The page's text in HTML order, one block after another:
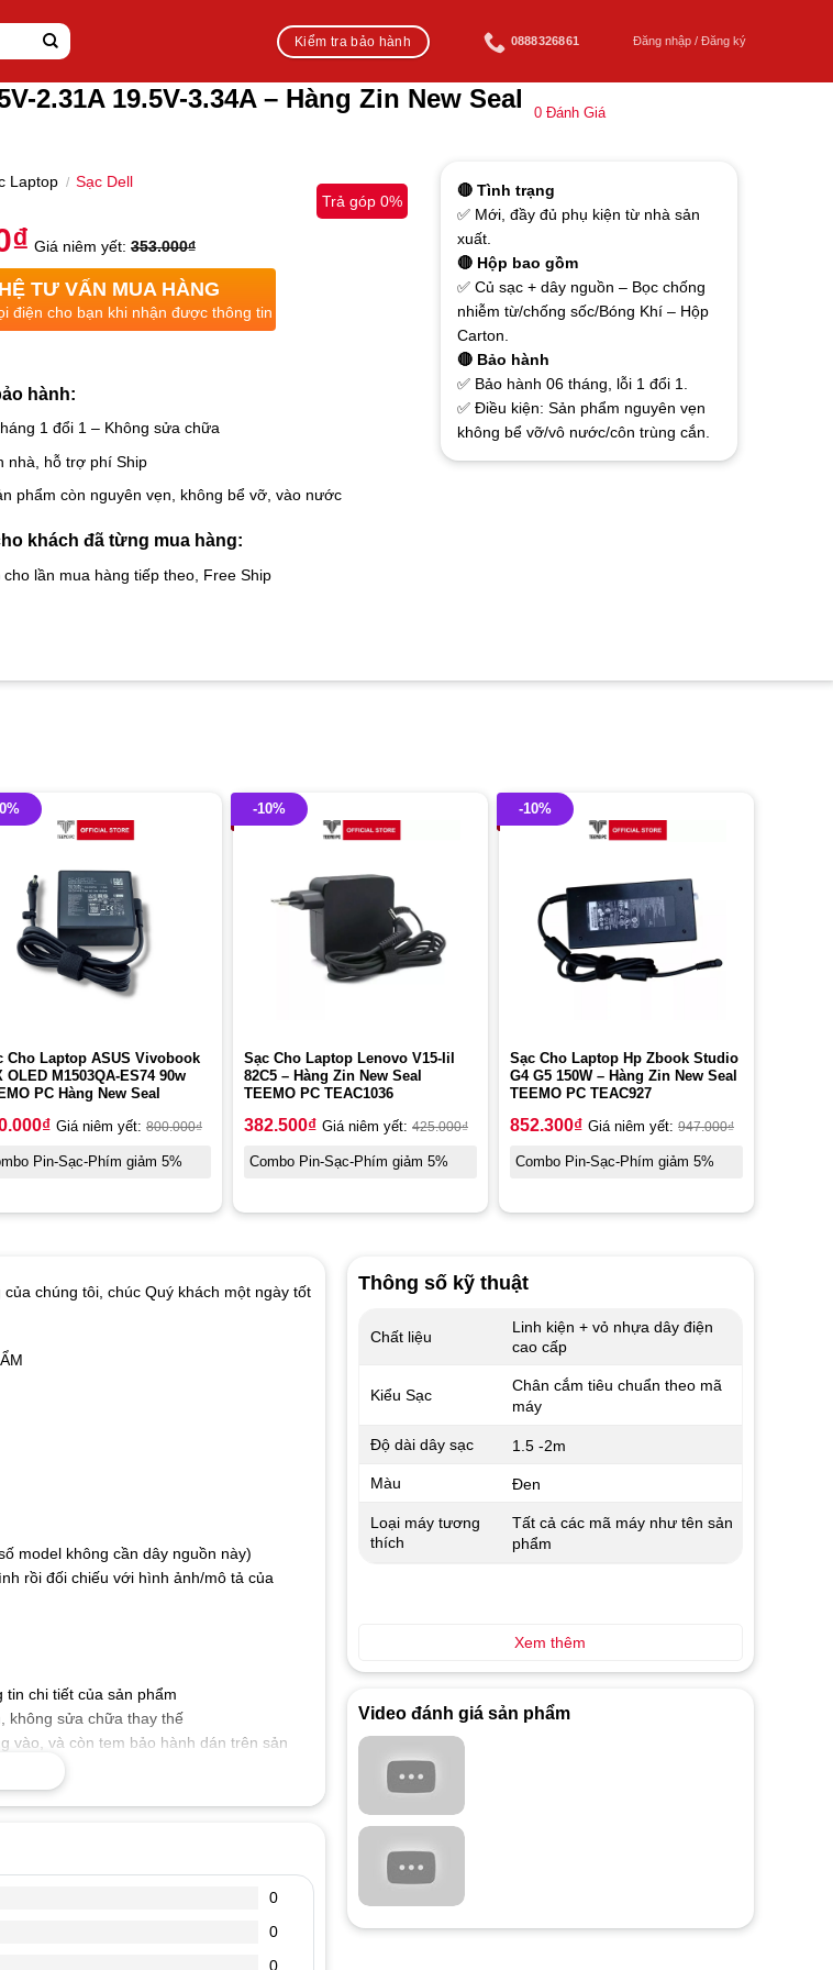
Kiểm tra bảo hành 0888326861 Đăng nhập / Đăng ký
2.31A 19.5V-3.34A – Hàng Zin New Seal
0 Đánh Giá
Laptop / Sạc Dell
₫ Giá niêm yết: 353.000₫
Trả góp 0%
TƯ VẤN MUA HÀNG
điện cho bạn khi nhận được thông tin
hành:
1 đổi 1 – Không sửa chữa
nhà, hỗ trợ phí Ship
phẩm còn nguyên vẹn, không bể vỡ, vào nước
khách đã từng mua hàng:
cho lần mua hàng tiếp theo, Free Ship
🔴 Tình trạng
✅ Mới, đầy đủ phụ kiện từ nhà sản
xuất.
🔴 Hộp bao gồm
✅ Củ sạc + dây nguồn – Bọc chống
nhiễm từ/chống sốc/Bóng Khí – Hộp
Carton.
🔴 Bảo hành
✅ Bảo hành 06 tháng, lỗi 1 đổi 1.
✅ Điều kiện: Sản phẩm nguyên vẹn
không bể vỡ/vô nước/côn trùng cắn.
Cho Laptop ASUS Vivobook
OLED M1503QA-ES74 90w
PC Hàng New Seal
₫ Giá niêm yết: 800.000₫
Pin-Sạc-Phím giảm 5%
-10%
Sạc Cho Laptop Lenovo V15-Iil
82C5 – Hàng Zin New Seal
TEEMO PC TEAC1036
382.500₫ Giá niêm yết: 425.000₫
Combo Pin-Sạc-Phím giảm 5%
-10%
Sạc Cho Laptop Hp Zbook Studio
G4 G5 150W – Hàng Zin New Seal
TEEMO PC TEAC927
852.300₫ Giá niêm yết: 947.000₫
Combo Pin-Sạc-Phím giảm 5%
chúng tôi, chúc Quý khách một ngày tốt
model không cần dây nguồn này)
rồi đối chiếu với hình ảnh/mô tả của
chi tiết của sản phẩm
không sửa chữa thay thế
vào, và còn tem bảo hành dán trên sản
xách tay của bạn yêu cầu, cấp nguồn
chập, cháy nổ, không gây ảnh
va đập, bảo vệ mạch điện bên trong
0
0
0
Thông số kỹ thuật
Chất liệu
Linh kiện + vỏ nhựa dây điện
cao cấp
Kiểu Sạc
Chân cắm tiêu chuẩn theo mã
máy
Độ dài dây sạc 1.5 -2m
Màu Đen
Loại máy tương
thích
Tất cả các mã máy như tên sản
phẩm
Xem thêm
Video đánh giá sản phẩm